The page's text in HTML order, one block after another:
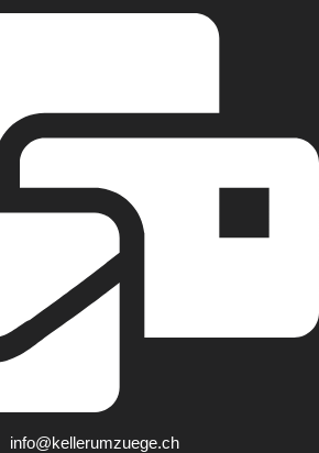
info@kellerumzuege.ch